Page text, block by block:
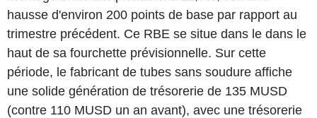
hausse d'environ 200 points de base par rapport au
trimestre précédent. Ce RBE se situe dans le dans le
haut de sa fourchette prévisionnelle. Sur cette
période, le fabricant de tubes sans soudure affiche
une solide génération de trésorerie de 135 MUSD
(contre 110 MUSD un an avant), avec une trésorerie